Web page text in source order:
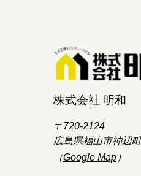
株式会社 明和
〒720-2124
広島県福山市神辺
（Google Map ）